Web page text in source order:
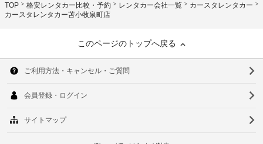
TOP 格安レンタカー比較・予約 レンタカー会社一覧
カースタレンタカー
カースタレンタカー苫小牧泉町店
このページのトップへ戻る